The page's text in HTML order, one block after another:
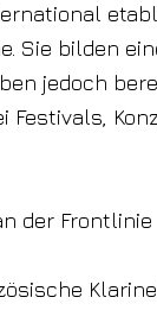
Sie bilden
jedoch
der Frontlinie